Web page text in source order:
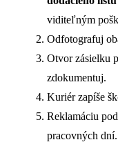
viditeľným
Odfotografuj
Otvor zásielku
zdokumentuj.
Kuriér zapíše
Reklamáciu
pracovných dní.